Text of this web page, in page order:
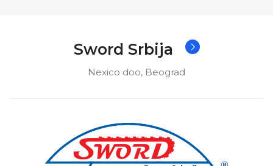
Sword Srbija
Nexico doo, Beograd